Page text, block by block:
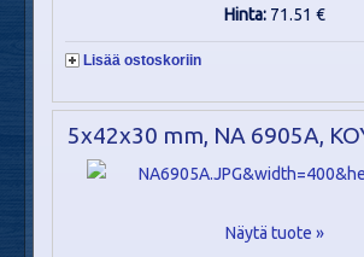
Hinta: 71.51 €
Lisää ostoskoriin
5x42x30 mm, NA 6905A,
Näytä tuote »